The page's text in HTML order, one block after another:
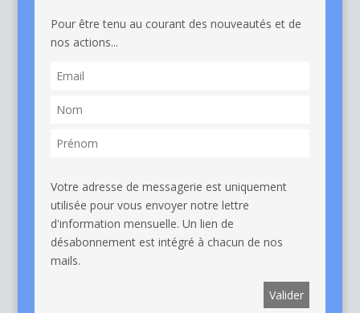
Pour être tenu au courant des nouveautés et de
nos actions...
Votre adresse de messagerie est uniquement
utilisée pour vous envoyer notre lettre
d'information mensuelle. Un lien de
désabonnement est intégré à chacun de nos
mails.